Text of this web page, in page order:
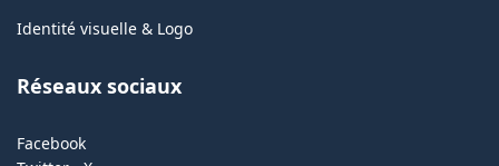
Identité visuelle & Logo
Réseaux sociaux
Facebook